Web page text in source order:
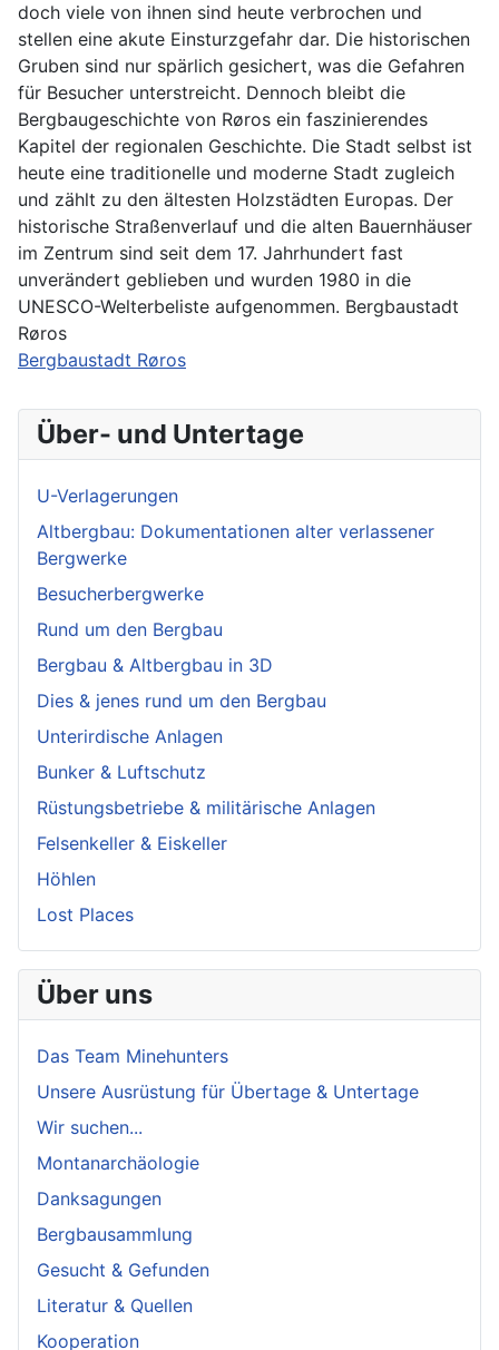
doch viele von ihnen sind heute verbrochen und
stellen eine akute Einsturzgefahr dar. Die historischen
Gruben sind nur spärlich gesichert, was die Gefahren
für Besucher unterstreicht. Dennoch bleibt die
Bergbaugeschichte von Røros ein faszinierendes
Kapitel der regionalen Geschichte. Die Stadt selbst ist
heute eine traditionelle und moderne Stadt zugleich
und zählt zu den ältesten Holzstädten Europas. Der
historische Straßenverlauf und die alten Bauernhäuser
im Zentrum sind seit dem 17. Jahrhundert fast
unverändert geblieben und wurden 1980 in die
UNESCO-Welterbeliste aufgenommen. Bergbaustadt
Røros
Bergbaustadt Røros
Über- und Untertage
U-Verlagerungen
Altbergbau: Dokumentationen alter verlassener
Bergwerke
Besucherbergwerke
Rund um den Bergbau
Bergbau & Altbergbau in 3D
Dies & jenes rund um den Bergbau
Unterirdische Anlagen
Bunker & Luftschutz
Rüstungsbetriebe & militärische Anlagen
Felsenkeller & Eiskeller
Höhlen
Lost Places
Über uns
Das Team Minehunters
Unsere Ausrüstung für Übertage & Untertage
Wir suchen...
Montanarchäologie
Danksagungen
Bergbausammlung
Gesucht & Gefunden
Literatur & Quellen
Kooperation